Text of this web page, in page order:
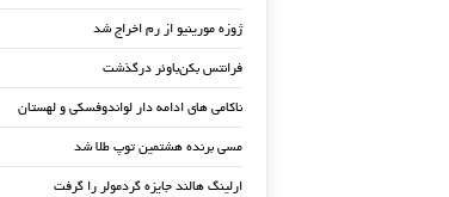
ژوزه مورینیو از رم اخراج شد
فرانتس بکن‌باوئر درگذشت
ناکامی های ادامه دار لواندوفسکی و لهستان
مسی برنده هشتمین توپ طلا شد
ارلینگ هالند جایزه گردمولر را گرفت